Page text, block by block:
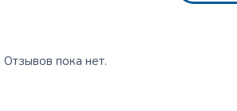
Отзывов пока нет.